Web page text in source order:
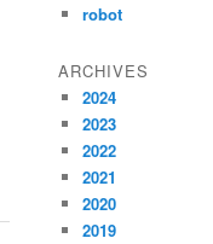
robot
ARCHIVES
2024
2023
2022
2021
2020
2019